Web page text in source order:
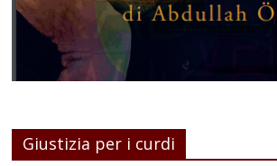
Giustizia per i curdi